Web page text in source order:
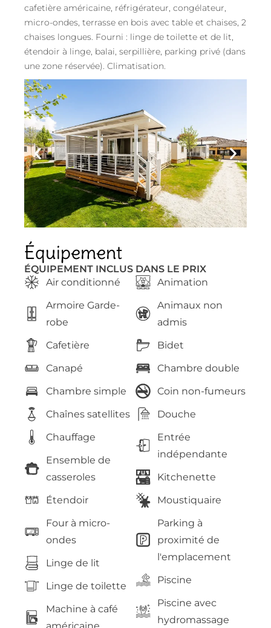
cafetière américaine, réfrigérateur, congélateur,
micro-ondes, terrasse en bois avec table et chaises, 2
chaises longues. Fourni : linge de toilette et de lit,
étendoir à linge, balai, serpillière, parking privé (dans
une zone réservée). Climatisation.
Équipement
ÉQUIPEMENT INCLUS DANS LE PRIX
Air conditionné
Armoire Garde-
robe
Cafetière
Canapé
Chambre simple
Chaînes satellites
Chauffage
Ensemble de
casseroles
Étendoir
Four à micro-
ondes
Linge de lit
Linge de toilette
Machine à café
américaine
Animation
Animaux non
admis
Bidet
Chambre double
Coin non-fumeurs
Douche
Entrée
indépendante
Kitchenette
Moustiquaire
Parking à
proximité de
l'emplacement
Piscine
Piscine avec
hydromassage